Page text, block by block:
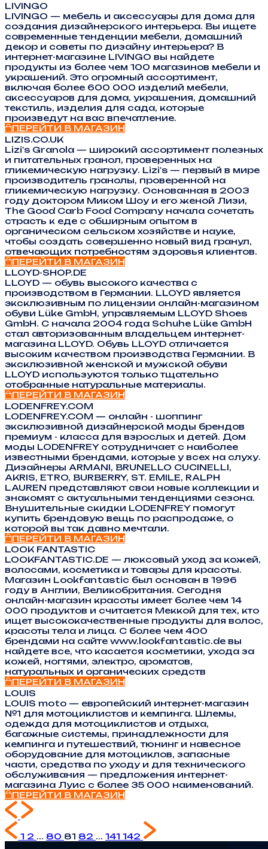
LIVINGO
LIVINGO — мебель и аксессуары для дома для
создания дизайнерского интерьера. Вы ищете
современные тенденции мебели, домашний
декор и советы по дизайну интерьера? В
интернет-магазине LIVINGO вы найдете
продукты из более чем 100 магазинов мебели и
украшений. Это огромный ассортимент,
включая более 600 000 изделий мебели,
аксессуаров для дома, украшения, домашний
текстиль, изделия для сада, которые
произведут на вас впечатление.
ПЕРЕЙТИ В МАГАЗИН
LIZIS.CO.UK
Lizi's Granola — широкий ассортимент полезных
и питательных гранол, проверенных на
гликемическую нагрузку. Lizi's — первый в мире
производитель гранолы, проверенной на
гликемическую нагрузку. Основанная в 2003
году доктором Миком Шоу и его женой Лизи,
The Good Carb Food Company начала сочетать
страсть к еде с обширным опытом в
органическом сельском хозяйстве и науке,
чтобы создать совершенно новый вид гранул,
отвечающих потребностям здоровья клиентов.
ПЕРЕЙТИ В МАГАЗИН
LLOYD-SHOP.DE
LLOYD — обувь высокого качества с
производством в Германии. LLOYD является
эксклюзивным по лицензии онлайн-магазином
обуви Lüke GmbH, управляемым LLOYD Shoes
GmbH. С начала 2004 года Schuhe Lüke GmbH
стал авторизованным владельцем интернет-
магазина LLOYD. Обувь LLOYD отличается
высоким качеством производства Германии. В
эксклюзивной женской и мужской обуви
LLOYD используются только тщательно
отобранные натуральные материалы.
ПЕРЕЙТИ В МАГАЗИН
LODENFREY.COM
LODENFREY.COM — онлайн - шоппинг
эксклюзивной дизайнерской моды брендов
премиум - класса для взрослых и детей. Дом
моды LODENFREY сотрудничает с наиболее
известными брендами, которые у всех на слуху.
Дизайнеры ARMANI, BRUNELLO CUCINELLI,
AKRIS, ETRO, BURBERRY, ST. EMILE, RALPH
LAUREN представляют свои новые коллекции и
знакомят с актуальными тенденциями сезона.
Внушительные скидки LODENFREY помогут
купить брендовую вещь по распродаже, о
которой вы так давно мечтали.
ПЕРЕЙТИ В МАГАЗИН
LOOK FANTASTIC
LOOKFANTASTIC.DE — люксовый уход за кожей,
волосами, косметика и товары для красоты.
Магазин Lookfantastic был основан в 1996
году в Англии, Великобритания. Сегодня
онлайн-магазин красоты имеет более чем 14
000 продуктов и считается Меккой для тех, кто
ищет высококачественные продукты для волос,
красоты тела и лица. С более чем 400
брендами на сайте www.lookfantastic.de вы
найдете все, что касается косметики, ухода за
кожей, ногтями, электро, ароматов,
натуральных и органических средств
ПЕРЕЙТИ В МАГАЗИН
LOUIS
LOUIS moto — европейский интернет-магазин
№1 для мотоциклистов и кемпинга. Шлемы,
одежда для мотоциклистов и отдыха,
багажные системы, принадлежности для
кемпинга и путешествий, тюнинг и навесное
оборудование для мотоциклов, запасные
части, средства по уходу и для технического
обслуживания — предложения интернет-
магазина Луис с более 35 000 наименований.
ПЕРЕЙТИ В МАГАЗИН
1 2 ... 80 81 82 ... 141 142